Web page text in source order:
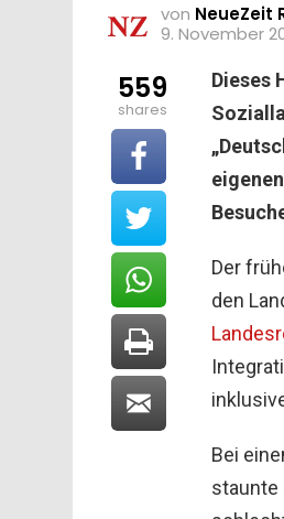
von NeueZeit
9. November
Dieses
Der
den
Bei
staunte
559
shares